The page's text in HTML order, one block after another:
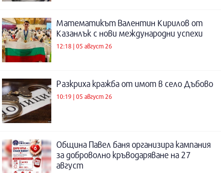
Математикът Валентин Кирилов от
Казанлък с нови международни успехи
12:18 | 05 август 26
Разкриха кражба от имот в село Дъбово
10:19 | 05 август 26
Община Павел баня организира кампания
за доброволно кръводаряване на 27
август